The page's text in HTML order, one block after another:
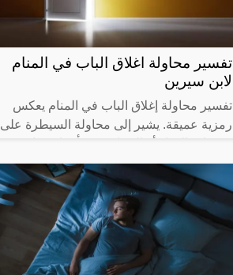
تفسير محاولة اغلاق الباب في المنام
لابن سيرين
تفسير محاولة إغلاق الباب في المنام يعكس
رمزية عميقة. يشير إلى محاولة السيطرة على
قد يعكس الرغبة في الحفاظ على